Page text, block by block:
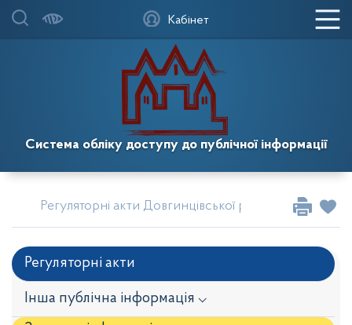
Система обліку доступу до публічної інформації
Кабінет
Регуляторні акти Довгинцівської районної в місті
Регуляторні акти
Інша публічна інформація ⌵